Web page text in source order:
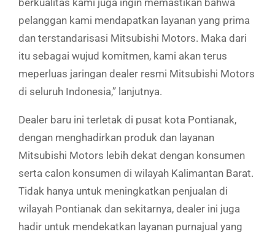
pelanggan kami mendapatkan layanan yang prima
dan terstandarisasi Mitsubishi Motors. Maka dari
itu sebagai wujud komitmen, kami akan terus
meperluas jaringan dealer resmi Mitsubishi Motors
di seluruh Indonesia,” lanjutnya.
Dealer baru ini terletak di pusat kota Pontianak,
dengan menghadirkan produk dan layanan
Mitsubishi Motors lebih dekat dengan konsumen
serta calon konsumen di wilayah Kalimantan Barat.
Tidak hanya untuk meningkatkan penjualan di
wilayah Pontianak dan sekitarnya, dealer ini juga
hadir untuk mendekatkan layanan purnajual yang